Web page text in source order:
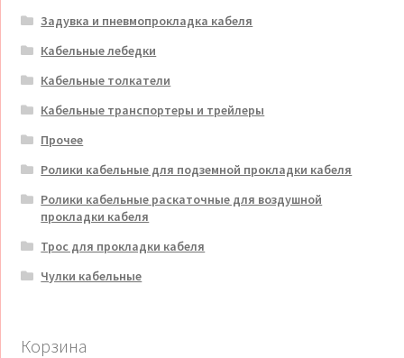
Задувка и пневмопрокладка кабеля
Кабельные лебедки
Кабельные толкатели
Кабельные транспортеры и трейлеры
Прочее
Ролики кабельные для подземной прокладки кабеля
Ролики кабельные раскаточные для воздушной
прокладки кабеля
Трос для прокладки кабеля
Чулки кабельные
Корзина